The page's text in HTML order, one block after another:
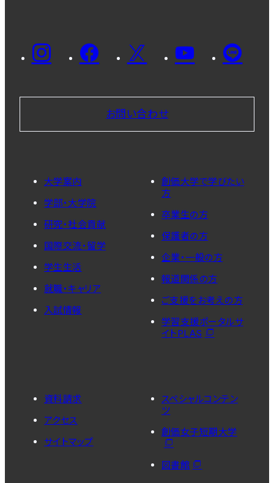
お問い合わせ
大学案内
学部・大学院
研究・社会貢献
国際交流・留学
学生生活
就職・キャリア
入試情報
創価大学で学びたい
方
卒業生の方
保護者の方
企業・一般の方
報道関係の方
ご支援をお考えの方
学習支援ポータルサ
イトPLAS
資料請求
アクセス
サイトマップ
スペシャルコンテン
ツ
創価女子短期大学
図書館